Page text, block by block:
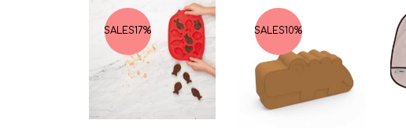
SALES17% SALES10%